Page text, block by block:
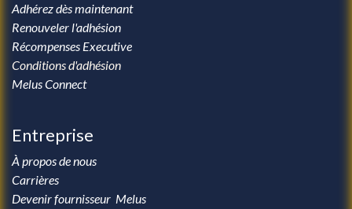
Adhérez dès maintenant
Renouveler l'adhésion
Récompenses Executive
Conditions d'adhésion
Melus Connect
Entreprise
À propos de nous
Carrières
Devenir fournisseur Melus